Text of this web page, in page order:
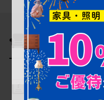
商品を探す
ご利用ガイド